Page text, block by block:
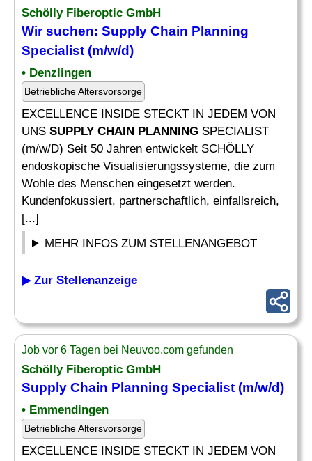
Schölly Fiberoptic GmbH
Wir suchen: Supply Chain Planning
Specialist (m/w/d)
• Denzlingen
Betriebliche Altersvorsorge
EXCELLENCE INSIDE STECKT IN JEDEM VON
UNS SUPPLY CHAIN PLANNING SPECIALIST
(m/w/D) Seit 50 Jahren entwickelt SCHÖLLY
endoskopische Visualisierungssysteme, die zum
Wohle des Menschen eingesetzt werden.
Kundenfokussiert, partnerschaftlich, einfallsreich,
[...]
MEHR INFOS ZUM STELLENANGEBOT
▶ Zur Stellenanzeige
Job vor 6 Tagen bei Neuvoo.com gefunden
Schölly Fiberoptic GmbH
Supply Chain Planning Specialist (m/w/d)
• Emmendingen
Betriebliche Altersvorsorge
EXCELLENCE INSIDE STECKT IN JEDEM VON